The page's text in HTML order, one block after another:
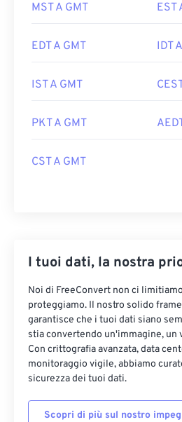
MST A GMT EST
EDT A GMT IDT
IST A GMT
PKT A GMT
CST A GMT
I tuoi dati, la nostra
Noi di FreeConvert non ci
proteggiamo. Il nostro solido
garantisce che i tuoi dati siano
stia convertendo un'immagine, un
Con crittografia avanzata, data
monitoraggio vigile, abbiamo
sicurezza dei tuoi dati.
Scopri di più sul nostro